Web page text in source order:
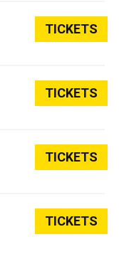
TICKETS
TICKETS
TICKETS
TICKETS